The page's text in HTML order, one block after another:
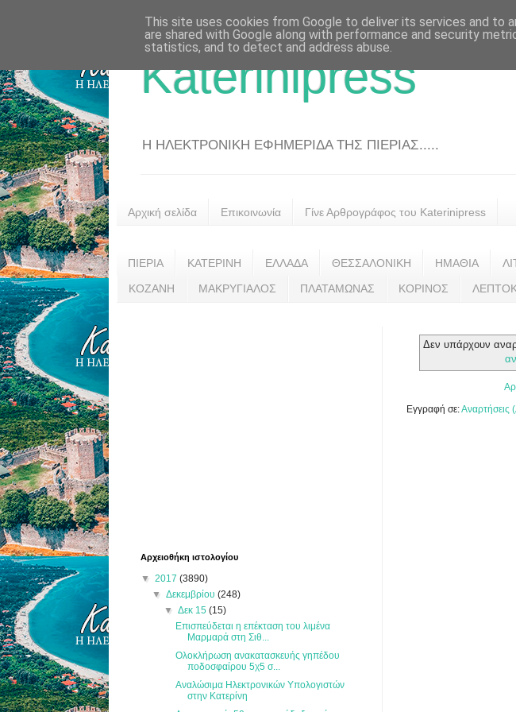
Katerinipress
Η ΗΛΕΚΤΡΟΝΙΚΗ ΕΦΗΜΕΡΙΔΑ ΤΗΣ ΠΙΕΡΙΑΣ.....
Αρχική σελίδα Επικοινωνία Γίνε Αρθρογράφος του Katerinipress
ΠΙΕΡΙΑ ΚΑΤΕΡΙΝΗ ΕΛΛΑΔΑ ΘΕΣΣΑΛΟΝΙΚΗ ΗΜΑΘΙΑ
ΚΟΖΑΝΗ ΜΑΚΡΥΓΙΑΛΟΣ ΠΛΑΤΑΜΩΝΑΣ ΚΟΡΙΝΟΣ
Δεν υπάρχουν
Εγγραφή σε:Αναρτήσεις
Αρχειοθήκη ιστολογίου
▼ 2017 (3890)
▼Δεκεμβρίου(248)
▼ Δεκ 15 (15)
Επισπεύδεται η επέκταση του λιμένα
Μαρμαρά στη Σιθ...
Ολοκλήρωση ανακατασκευής γηπέδου
ποδοσφαίρου 5χ5 σ...
Αναλώσιμα Ηλεκτρονικών Υπολογιστών
στην Κατερίνη
This site uses cookies from Google to deliver its services and to
are shared with Google along with performance and security
statistics, and to detect and address abuse.